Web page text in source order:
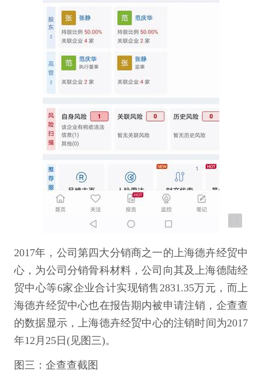
2017年，公司第四大分销商之一的上海德卉经贸中
心，为公司分销骨科材料，公司向其及上海德陆经
贸中心等6家企业合计实现销售2831.35万元，而上
海德卉经贸中心也在报告期内被申请注销，企查查
的数据显示，上海德卉经贸中心的注销时间为2017
年12月25日(见图三)。
图三：企查查截图